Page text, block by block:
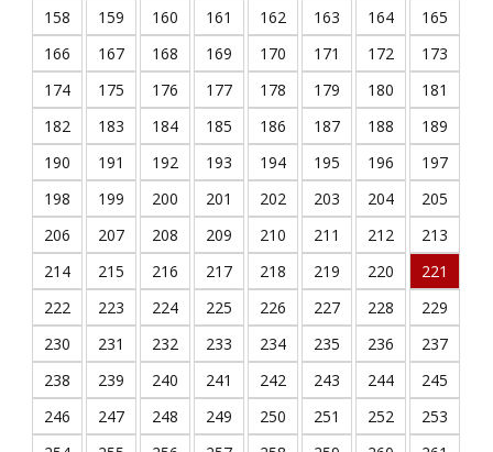
158
159 160 161 162 163 164
165
166
167 168 169 170 171 172
173
174
175 176 177 178 179 180
181
182
183 184 185 186 187 188
189
190
191 192 193 194 195 196
197
198
199 200 201 202 203 204
205
206
207 208 209 210 211 212
213
214
215 216 217 218 219 220
221
222
223 224 225 226 227 228
229
230
231 232 233 234 235 236
237
238
239 240 241 242 243 244
245
246
247 248 249 250 251 252
253